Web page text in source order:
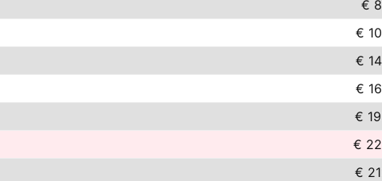
€
€
€
€
€
€
€